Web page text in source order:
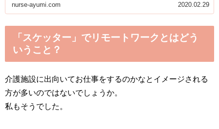
nurse-ayumi.com 2020.02.29
「スケッター」でリモートワークとはどう
いうこと？
介護施設に出向いてお仕事をするのかなとイメージされる
方が多いのではないでしょうか。
私もそうでした。